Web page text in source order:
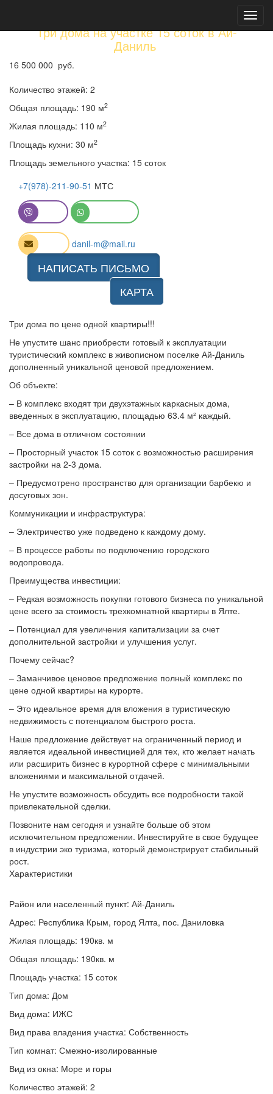
Три дома на участке 15 соток в Ай-
Даниль
16 500 000 руб.
Количество этажей: 2
Общая площадь: 190 м2
Жилая площадь: 110 м2
Площадь кухни: 30 м2
Площадь земельного участка: 15 соток
+7(978)-211-90-51 МТС
danil-m@mail.ru
НАПИСАТЬ ПИСЬМО
КАРТА
Три дома по цене одной квартиры!!!
Не упустите шанс приобрести готовый к эксплуатации
туристический комплекс в живописном поселке Ай-Даниль
дополненный уникальной ценовой предложением.
Об объекте:
– В комплекс входят три двухэтажных каркасных дома,
введенных в эксплуатацию, площадью 63.4 м² каждый.
– Все дома в отличном состоянии
– Просторный участок 15 соток с возможностью расширения
застройки на 2-3 дома.
– Предусмотрено пространство для организации барбекю и
досуговых зон.
Коммуникации и инфраструктура:
– Электричество уже подведено к каждому дому.
– В процессе работы по подключению городского
водопровода.
Преимущества инвестиции:
– Редкая возможность покупки готового бизнеса по уникальной
цене всего за стоимость трехкомнатной квартиры в Ялте.
– Потенциал для увеличения капитализации за счет
дополнительной застройки и улучшения услуг.
Почему сейчас?
– Заманчивое ценовое предложение полный комплекс по
цене одной квартиры на курорте.
– Это идеальное время для вложения в туристическую
недвижимость с потенциалом быстрого роста.
Наше предложение действует на ограниченный период и
является идеальной инвестицией для тех, кто желает начать
или расширить бизнес в курортной сфере с минимальными
вложениями и максимальной отдачей.
Не упустите возможность обсудить все подробности такой
привлекательной сделки.
Позвоните нам сегодня и узнайте больше об этом
исключительном предложении. Инвестируйте в свое будущее
в индустрии эко туризма, который демонстрирует стабильный
рост.
Характеристики
Район или населенный пункт: Ай-Даниль
Адрес: Республика Крым, город Ялта, пос. Даниловка
Жилая площадь: 190кв. м
Общая площадь: 190кв. м
Площадь участка: 15 соток
Тип дома: Дом
Вид дома: ИЖС
Вид права владения участка: Собственность
Тип комнат: Смежно-изолированные
Вид из окна: Море и горы
Количество этажей: 2